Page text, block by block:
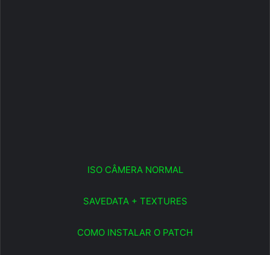
ISO CÂMERA NORMAL
SAVEDATA + TEXTURES
COMO INSTALAR O PATCH